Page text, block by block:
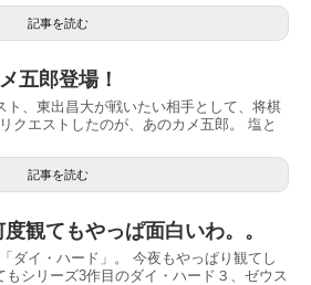
記事を読む
五郎登場！
ト、東出昌大が戦いたい相手として、将棋
クエストしたのが、あのカメ五郎。 塩と
記事を読む
観てもやっぱ面白いわ。。
ダイ・ハード」。 今夜もやっぱり観てし
もシリーズ3作目のダイ・ハード３、ゼウス